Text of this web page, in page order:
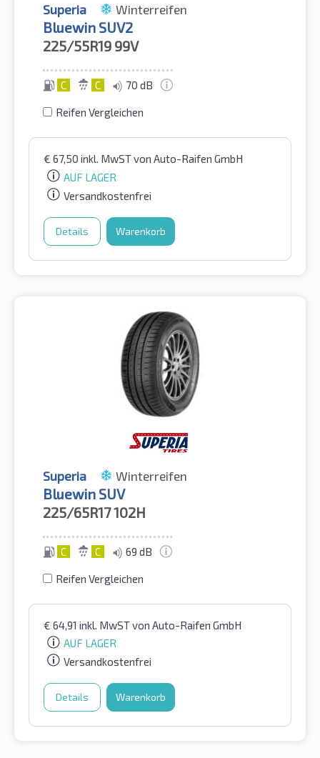
Superia Winterreifen
Bluewin SUV2
225/55R19 99V
C C 70 dB
Reifen Vergleichen
€ 67,50 inkl. MwSTvon Auto-Raifen GmbH
AUF LAGER
Versandkostenfrei
Details Warenkorb
Superia Winterreifen
Bluewin SUV
225/65R17102H
C C 69 dB
Reifen Vergleichen
€ 64,91 inkl. MwSTvon Auto-Raifen GmbH
AUF LAGER
Versandkostenfrei
Details Warenkorb